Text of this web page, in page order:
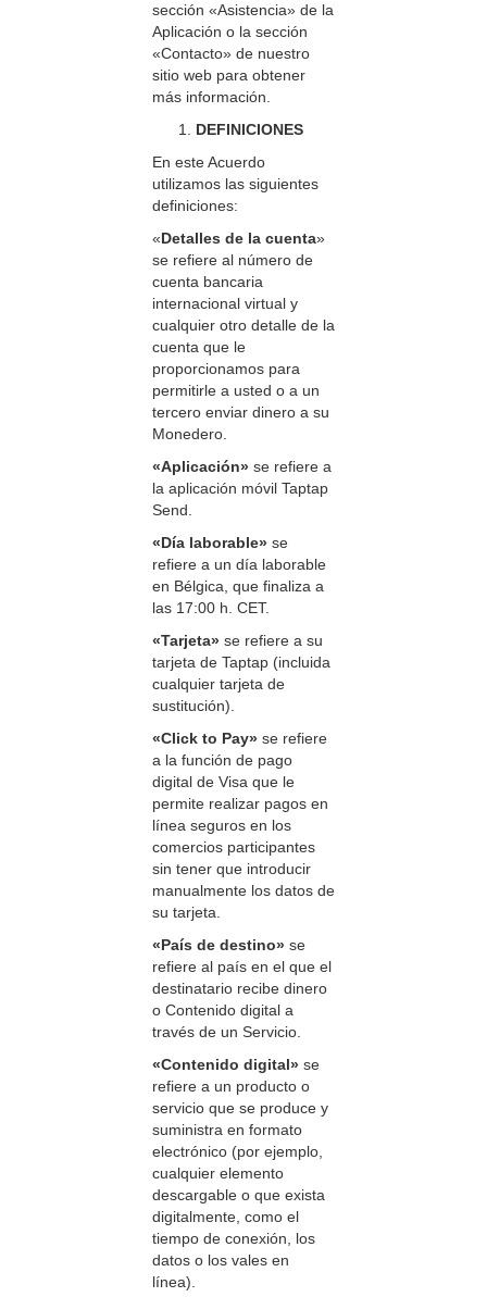
sección «Asistencia» de la
Aplicación o la sección
«Contacto» de nuestro
sitio web para obtener
más información.
DEFINICIONES
En este Acuerdo
utilizamos las siguientes
definiciones:
«Detalles de la cuenta»
se refiere al número de
cuenta bancaria
internacional virtual y
cualquier otro detalle de la
cuenta que le
proporcionamos para
permitirle a usted o a un
tercero enviar dinero a su
Monedero.
«Aplicación» se refiere a
la aplicación móvil Taptap
Send.
«Día laborable» se
refiere a un día laborable
en Bélgica, que finaliza a
las 17:00 h. CET.
«Tarjeta» se refiere a su
tarjeta de Taptap (incluida
cualquier tarjeta de
sustitución).
«Click to Pay» se refiere
a la función de pago
digital de Visa que le
permite realizar pagos en
línea seguros en los
comercios participantes
sin tener que introducir
manualmente los datos de
su tarjeta.
«País de destino» se
refiere al país en el que el
destinatario recibe dinero
o Contenido digital a
través de un Servicio.
«Contenido digital» se
refiere a un producto o
servicio que se produce y
suministra en formato
electrónico (por ejemplo,
cualquier elemento
descargable o que exista
digitalmente, como el
tiempo de conexión, los
datos o los vales en
línea).